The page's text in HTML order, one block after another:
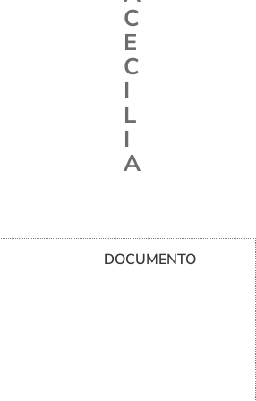
C
E
C
I
L
I
A
DOCUMENTO